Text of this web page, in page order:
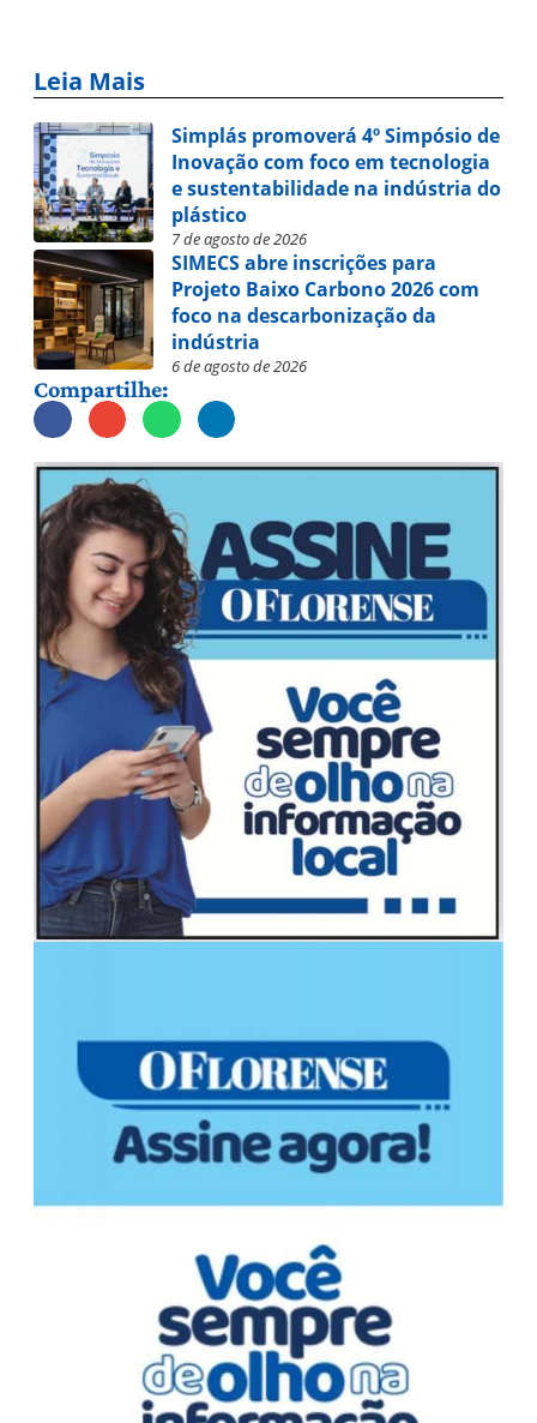
Leia Mais
Simplás promoverá 4º Simpósio de
Inovação com foco em tecnologia
e sustentabilidade na indústria do
plástico
7 de agosto de 2026
SIMECS abre inscrições para
Projeto Baixo Carbono 2026 com
foco na descarbonização da
indústria
6 de agosto de 2026
Compartilhe: